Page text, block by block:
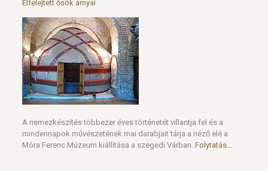
Elfelejtett ősök árnyai
A nemezkészítés többezer éves történetét villantja fel és a
mindennapok művészetének mai darabjait tárja a néző elé a
Móra Ferenc Múzeum kiállítása a szegedi Várban. Folytatás…